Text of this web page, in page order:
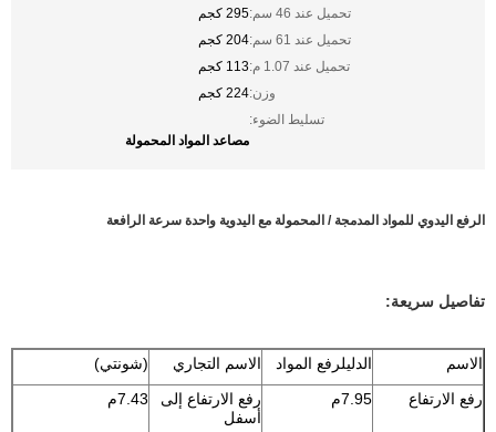
تحميل عند 46 سم:
295 كجم
تحميل عند 61 سم:
204 كجم
تحميل عند 1.07 م:
113 كجم
وزن:224 كجم
تسليط الضوء:
مصاعد المواد المحمولة
الرفع اليدوي للمواد المدمجة / المحمولة مع اليدوية واحدة سرعة الرافعة
تفاصيل سريعة:
الاسم الدليلرفع المواد الاسم التجاري
(شونتي)
رفع الارتفاع
7.95م
رفع الارتفاع إلى
أسفل
7.43م